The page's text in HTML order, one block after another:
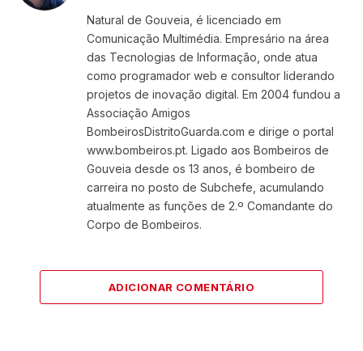
Natural de Gouveia, é licenciado em
Comunicação Multimédia. Empresário na área
das Tecnologias de Informação, onde atua
como programador web e consultor liderando
projetos de inovação digital. Em 2004 fundou a
Associação Amigos
BombeirosDistritoGuarda.com e dirige o portal
www.bombeiros.pt. Ligado aos Bombeiros de
Gouveia desde os 13 anos, é bombeiro de
carreira no posto de Subchefe, acumulando
atualmente as funções de 2.º Comandante do
Corpo de Bombeiros.
ADICIONAR COMENTÁRIO